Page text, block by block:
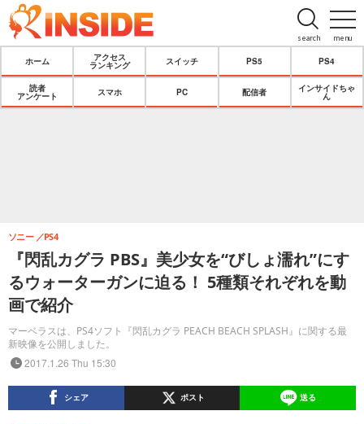
menu
search
ホーム
アクセス
ランキング
スイッチ PS5 PS4
読者
アンケート
スマホ PC 配信者
インサイドちゃ
ん
『閃乱カグラ PBS』美少女を“びしょ濡れ”にす
るウォーターガンに迫る！ 5種類それぞれを動
画で紹介
マーベラスは、PS4ソフト『閃乱カグラ PEACH BEACH SPLASH』に関する最
新映像を公開しました。
ソニー PS4
2017.1.26 Thu 15:30
シェア ポスト 送る